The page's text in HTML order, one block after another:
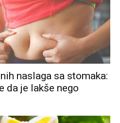
naslaga sa stomaka:
da je lakše nego